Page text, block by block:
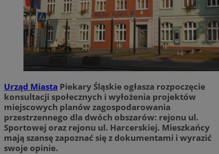
Urząd Miasta Piekary Śląskie ogłasza rozpoczęcie
konsultacji społecznych i wyłożenia projektów
miejscowych planów zagospodarowania
przestrzennego dla dwóch obszarów: rejonu ul.
Sportowej oraz rejonu ul. Harcerskiej. Mieszkańcy
mają szansę zapoznać się z dokumentami i wyrazić
swoje opinie.